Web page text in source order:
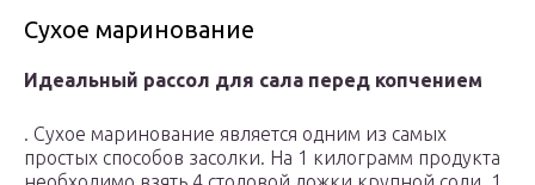
Сухое маринование
Идеальный рассол для сала перед копчением
. Сухое маринование является одним из самых
простых способов засолки. На 1 килограмм продукта